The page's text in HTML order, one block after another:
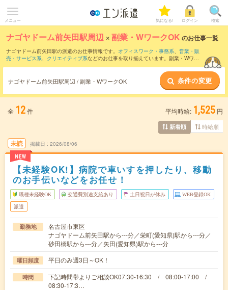
メニュー 気になる! ログイン 検索
ナゴヤドーム前矢田駅周辺 ×副業・WワークOK のお仕事一覧
ナゴヤドーム前矢田駅の派遣のお仕事情報です。 オフィスワーク・事務系、 営業・販
売・サービス系、 クリエイティブ系などのお仕事を取り揃えています。副業・Wワー
ナゴヤドーム前矢田駅周辺 / 副業・WワークOK 条件の変更
全 12件 平均時給: 1,525 円
新着順 時給順
未読
NEW
掲載日 2026/08/06
【未経験OK!】病院で車いすを押したり、移動
のお手伝いなどをお任せ！
職種未経験OK 交通費別途支給あり 土日祝日が休み WEB登録OK
派遣
勤務地
名古屋市東区
ナゴヤドーム前矢田駅から---分／栄町(愛知県)駅から---分／
砂田橋駅から---分／矢田(愛知県)駅から---分
曜日頻度 平日のみ週3日～OK！
時間
下記時間帯よりご相談OK07:30-16:30 / 08:00-17:00 /
08:30-17:3…